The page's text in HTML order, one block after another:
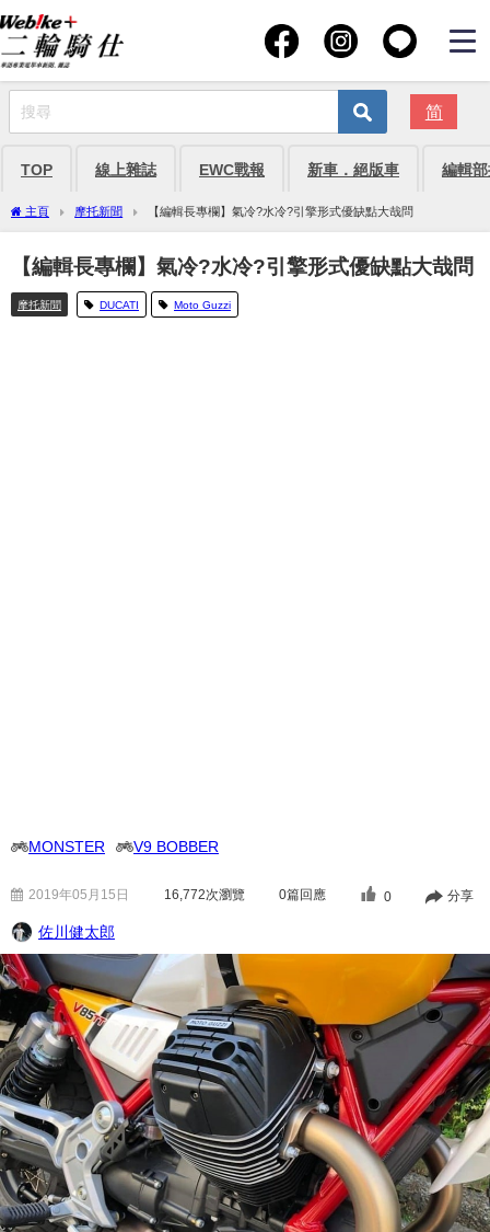
简
TOP 線上雜誌 EWC戰報 新車．絕版車 編輯
主頁 摩托新聞 【編輯長專欄】氣冷?水冷?引擎形式優缺點大哉問
【編輯長專欄】氣冷?水冷?引擎形式優缺點大哉問
摩托新聞 DUCATI Moto Guzzi
MONSTER V9 BOBBER
2019年05月15日 16,772次瀏覽 0篇回應 0 分享
佐川健太郎